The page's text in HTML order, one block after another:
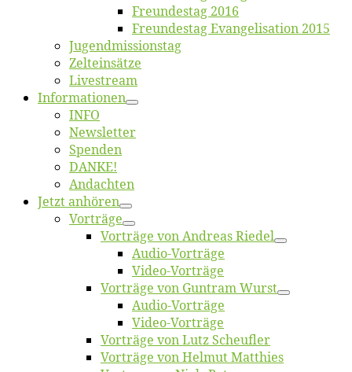
Freun­des­tag 2016
Freun­des­tag Evan­ge­li­sa­ti­on 2015
Jugend­mis­sions­tag
Zelt­ein­sät­ze
Live­stream
Informatio­nen
INFO
News­let­ter
Spen­den
DANKE!
An­dach­ten
Jetzt an­hö­ren
Vor­trä­ge
Vor­trä­ge von An­dre­as Riedel
Au­dio-Vor­trä­ge
Vi­deo-Vor­trä­ge
Vor­trä­ge von Gun­tram Wurst
Au­dio-Vor­trä­ge
Vi­deo-Vor­trä­ge
Vor­trä­ge von Lutz Scheufler
Vor­trä­ge von Hel­mut Matthies